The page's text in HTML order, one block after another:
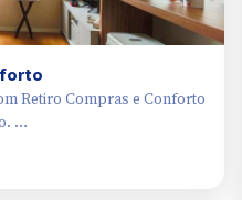
Retiro Compras e Conforto
…